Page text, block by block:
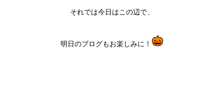
それでは今日はこの辺で、
明日のブログもお楽しみに！